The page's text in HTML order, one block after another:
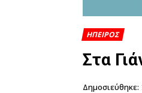
ΗΠΕΙΡΟΣ
Στα
Δημοσιεύθηκε: